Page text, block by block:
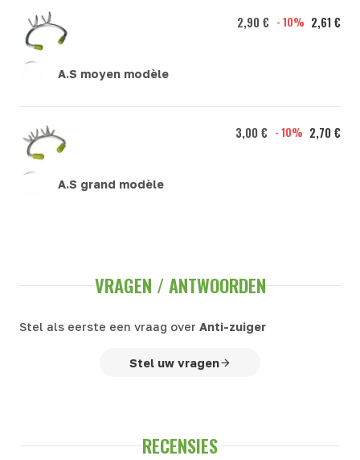
A.S moyen modèle
2,90 € - 10% 2,61 €
A.S grand modèle
3,00 € - 10% 2,70 €
VRAGEN / ANTWOORDEN
Stel als eerste een vraag over Anti-zuiger
Stel uw vragen
RECENSIES